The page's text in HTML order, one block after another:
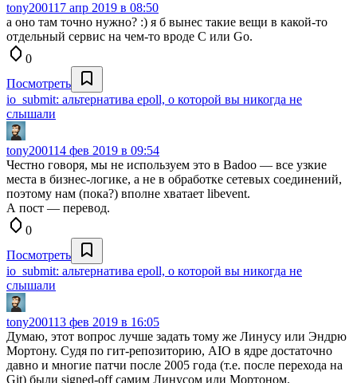
tony200117 апр 2019 в 08:50
а оно там точно нужно? :) я б вынес такие вещи в какой-то
отдельный сервис на чем-то вроде C или Go.
0
Посмотреть
io_submit: альтернатива epoll, о которой вы никогда не
слышали
tony200114 фев 2019 в 09:54
Честно говоря, мы не используем это в Badoo — все узкие
места в бизнес-логике, а не в обработке сетевых соединений,
поэтому нам (пока?) вполне хватает libevent.
А пост — перевод.
0
Посмотреть
io_submit: альтернатива epoll, о которой вы никогда не
слышали
tony200113 фев 2019 в 16:05
Думаю, этот вопрос лучше задать тому же Линусу или Эндрю
Мортону. Судя по гит-репозиторию, AIO в ядре достаточно
давно и многие патчи после 2005 года (т.е. после перехода на
Git) были signed-off самим Линусом или Мортоном.